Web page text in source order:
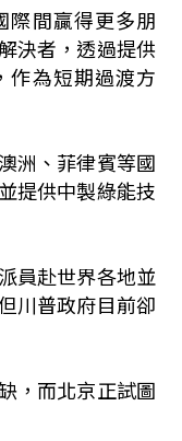
際間贏得更多朋
決者，透過提供
作為短期過渡方
洲、菲律賓等國
提供中製綠能技
員赴世界各地並
川普政府目前卻
，而北京正試圖